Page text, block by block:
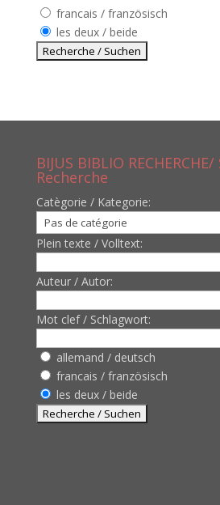
francais / französisch
les deux / beide
BIJUS BIBLIO RECHERCHE/
Recherche
Catègorie / Kategorie:
Plein texte / Volltext:
Auteur / Autor:
Mot clef / Schlagwort:
allemand / deutsch
francais / französisch
les deux / beide